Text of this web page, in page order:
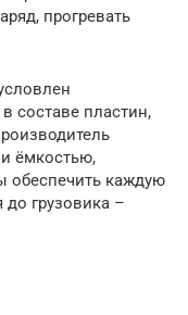
прогревать
составе пластин,
ёмкостью,
обеспечить каждую
грузовика –